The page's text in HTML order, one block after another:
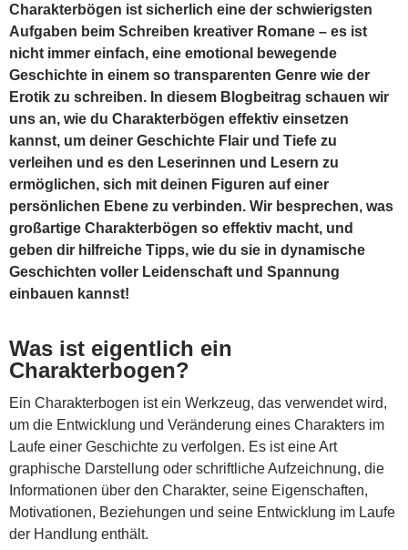
Charakterbögen ist sicherlich eine der schwierigsten
Aufgaben beim Schreiben kreativer Romane – es ist
nicht immer einfach, eine emotional bewegende
Geschichte in einem so transparenten Genre wie der
Erotik zu schreiben. In diesem Blogbeitrag schauen wir
uns an, wie du Charakterbögen effektiv einsetzen
kannst, um deiner Geschichte Flair und Tiefe zu
verleihen und es den Leserinnen und Lesern zu
ermöglichen, sich mit deinen Figuren auf einer
persönlichen Ebene zu verbinden. Wir besprechen, was
großartige Charakterbögen so effektiv macht, und
geben dir hilfreiche Tipps, wie du sie in dynamische
Geschichten voller Leidenschaft und Spannung
einbauen kannst!
Was ist eigentlich ein
Charakterbogen?
Ein Charakterbogen ist ein Werkzeug, das verwendet wird,
um die Entwicklung und Veränderung eines Charakters im
Laufe einer Geschichte zu verfolgen. Es ist eine Art
graphische Darstellung oder schriftliche Aufzeichnung, die
Informationen über den Charakter, seine Eigenschaften,
Motivationen, Beziehungen und seine Entwicklung im Laufe
der Handlung enthält.